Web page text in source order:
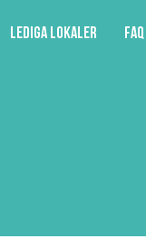
Lediga lokaler FAQ